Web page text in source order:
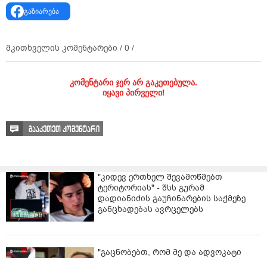
გაზიარება
მკითხველის კომენტარები / 0 /
კომენტარი ჯერ არ გაკეთებულა.
იყავი პირველი!
გააკეთეთ კომენტარი
"კიდევ ერთხელ შევამოწმებთ
ტერიტორიას" - შსს გურამ
დადიანიძის გაუჩინარების საქმეზე
განცხადებას ავრცელებს
"გაცნობებთ, რომ მე და ადვოკატი